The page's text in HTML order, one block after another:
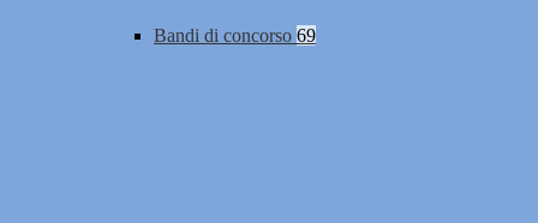
Bandi di concorso 69